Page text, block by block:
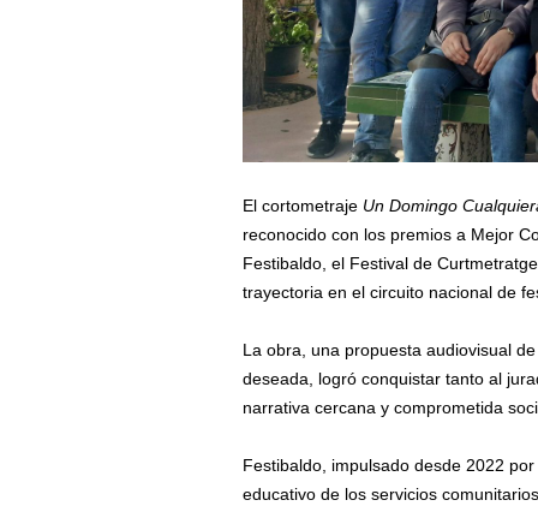
El cortometraje Un Domingo
reconocido con los premios a Mejor
Festibaldo, el Festival de
trayectoria en el circuito nacional de
La obra, una propuesta audiovisual
deseada, logró conquistar tanto al
narrativa cercana y comprometida
Festibaldo, impulsado desde 2022
educativo de los servicios